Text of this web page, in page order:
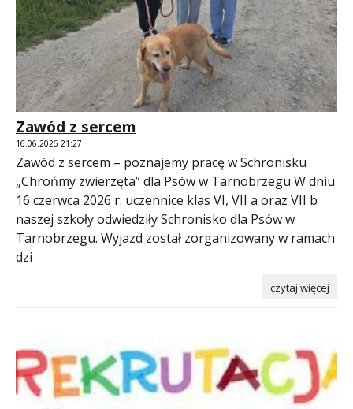
Zawód z sercem
16.06.2026 21:27
Zawód z sercem – poznajemy pracę w Schronisku
„Chrońmy zwierzęta” dla Psów w Tarnobrzegu W dniu
16 czerwca 2026 r. uczennice klas VI, VII a oraz VII b
naszej szkoły odwiedziły Schronisko dla Psów w
Tarnobrzegu. Wyjazd został zorganizowany w ramach
dzi
czytaj więcej